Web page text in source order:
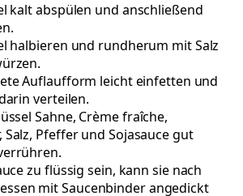
kalt abspülen und anschließend
halbieren und rundherum mit Salz
Auflaufform leicht einfetten und
verteilen.
Sahne, Crème fraîche,
Salz, Pfeffer und Sojasauce gut
zu flüssig sein, kann sie nach
mit Saucenbinder angedickt